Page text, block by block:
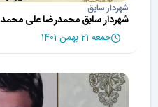
شهردار سابق
شهردار سابق محمدرضا علی محمد
جمعه 21 بهمن 1401